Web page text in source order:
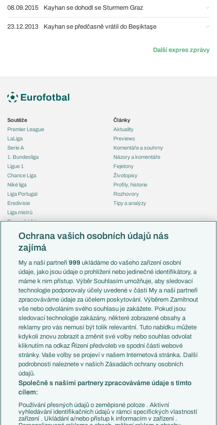
08.09.2015 Kayhan se dohodl se Sturmem Graz
23.12.2013 Kayhan se předčasně vrátil do Beşiktaşe
Další expres zprávy
Soutěže
Premier League
LaLiga
Serie A
1. Bundesliga
Ligue 1
Chance Liga
Niké liga
Liga Portugal
Eredivisie
Liga mistrů
Evropská liga
Mistrovství světa
Liga národů
Témata
Představení týmů MS
EuroSkauting
PL v kostce
Evropské koeficienty
Přestupy
Přestupové spekulace
Zranění
Kluby
Arsenal FC
Chelsea FC
Manchester United
AC Milán
Juventus FC
Bayern Mnichov
FC Barcelona
Články
Aktuality
Previews
Komentáře a souhrny
Názory a komentáře
Fejetony
Životopisy
Profily, historie
Rozhovory
Tipy a analýzy
Česko
Francie
Itálie
Německo
Španělsko
Argentina
Brazílie
Přestupy
Zápasy
Livescore
Tipovací soutěž
Ochrana vašich osobních údajů nás
zajímá
My a naši partneři999 ukládáme do vašeho zařízení osobní
údaje, jako jsou údaje o prohlížení nebo jedinečné identifikátory, a
máme k nim přístup. Výběr Souhlasím umožňuje, aby sledovací
technologie podporovaly účely uvedené v části My a naši partneři
zpracováváme údaje za účelem poskytování. Výběrem Zamítnout
vše nebo odvoláním svého souhlasu je zakážete. Pokud jsou
sledovací technologie zakázány, některé zobrazené obsahy a
reklamy pro vás nemusí být tolik relevantní. Tuto nabídku můžete
kdykoli znovu zobrazit a změnit své volby nebo souhlas odvolat
kliknutím na odkaz Řízení předvoleb ve spodní části webové
stránky. Vaše volby se projeví v našem Internetová stránka. Další
podrobnosti naleznete v našich Zásadách ochrany osobních
údajů.
Společně s našimi partnery zpracováváme údaje s tímto
cílem:
Používání přesných údajů o zeměpisné poloze . Aktivní
vyhledávání identifikačních údajů v rámci specifických vlastností
zařízení . Ukládání a/nebo přístup k informacím v zařízení .